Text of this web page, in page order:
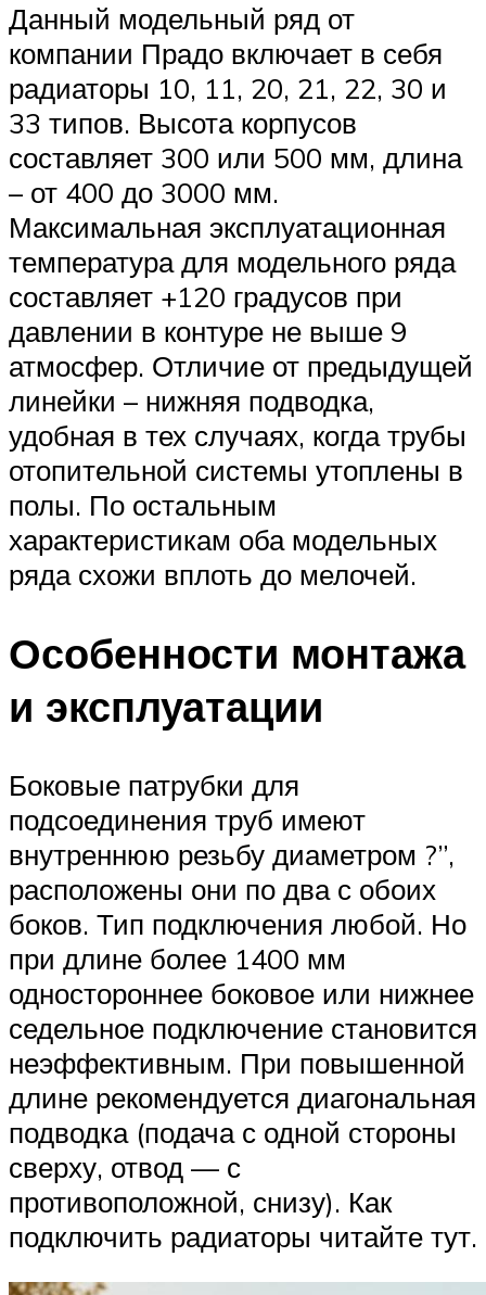
Данный модельный ряд от
компании Прадо включает в себя
радиаторы 10, 11, 20, 21, 22, 30 и
33 типов. Высота корпусов
составляет 300 или 500 мм, длина
– от 400 до 3000 мм.
Максимальная эксплуатационная
температура для модельного ряда
составляет +120 градусов при
давлении в контуре не выше 9
атмосфер. Отличие от предыдущей
линейки – нижняя подводка,
удобная в тех случаях, когда трубы
отопительной системы утоплены в
полы. По остальным
характеристикам оба модельных
ряда схожи вплоть до мелочей.
Особенности монтажа
и эксплуатации
Боковые патрубки для
подсоединения труб имеют
внутреннюю резьбу диаметром ?”,
расположены они по два с обоих
боков. Тип подключения любой. Но
при длине более 1400 мм
одностороннее боковое или нижнее
седельное подключение становится
неэффективным. При повышенной
длине рекомендуется диагональная
подводка (подача с одной стороны
сверху, отвод — с
противоположной, снизу). Как
подключить радиаторы читайте тут.